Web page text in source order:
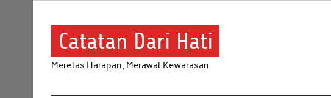
Catatan Dari Hati
Meretas Harapan, Merawat Kewarasan